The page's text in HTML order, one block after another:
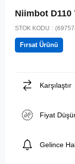
Niimbot D110
STOK KODU
Fırsat Ürünü
Karşılaştır
Fiyat
Gelince